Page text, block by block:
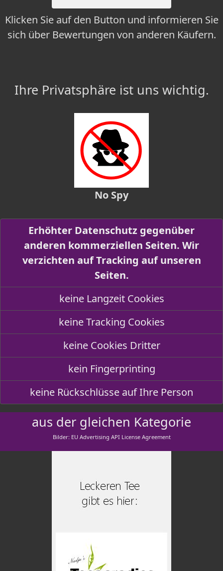
Klicken Sie auf den Button und informieren Sie
sich über Bewertungen von anderen Käufern.
Ihre Privatsphäre ist uns wichtig.
No Spy
Erhöhter Datenschutz gegenüber
anderen kommerziellen Seiten. Wir
verzichten auf Tracking auf unseren
Seiten.
keine Langzeit Cookies
keine Tracking Cookies
keine Cookies Dritter
kein Fingerprinting
keine Rückschlüsse auf Ihre Person
aus der gleichen Kategorie
Bilder: EU Advertising API License Agreement